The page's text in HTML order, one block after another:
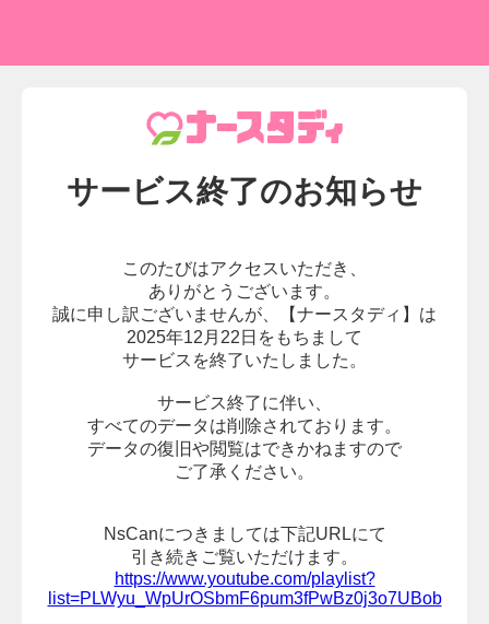
サービス終了のお知らせ
このたびはアクセスいただき、
ありがとうございます。
誠に申し訳ございませんが、
【ナースタディ】は
2025年12月22日をもちまして
サービスを終了いたしました。
サービス終了に伴い、
すべてのデータは削除されております。
データの復旧や閲覧はできかねますので
ご了承ください。
NsCanにつきましては下記URLにて
引き続きご覧いただけます。
https://www.youtube.com/playlist?
list=PLWyu_WpUrOSbmF6pum3fPwBz0j3o7UBob